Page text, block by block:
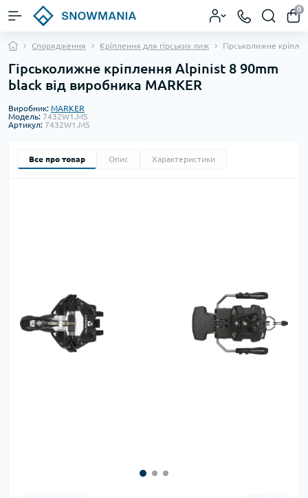
0
Спорядження Кріплення для гірських лиж Гірськолижне
Гірськолижне кріплення Alpinist 8 90mm
black від виробника MARKER
Виробник: MARKER
Модель: 7432W1.MS
Артикул: 7432W1.MS
Все про товар Опис Характеристики